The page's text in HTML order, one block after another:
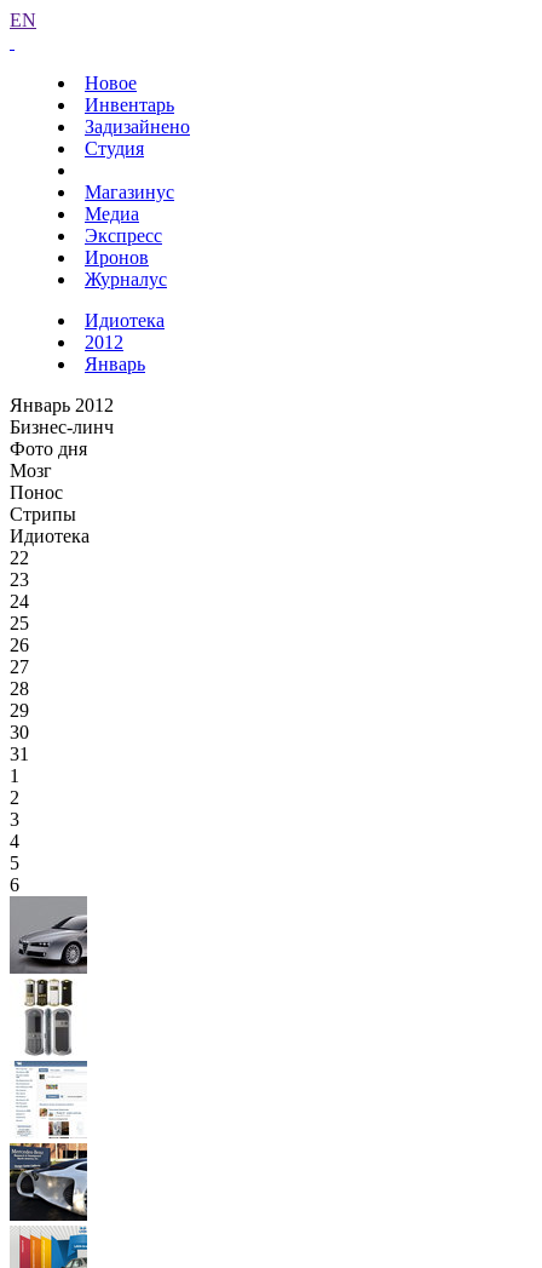
EN
Новое
Инвентарь
Задизайнено
Студия
Магазинус
Медиа
Экспресс
Иронов
Журналус
Идиотека
2012
Январь
Январь 2012
Бизнес-линч
Фото дня
Мозг
Понос
Стрипы
Идиотека
22
23
24
25
26
27
28
29
30
31
1
2
3
4
5
6